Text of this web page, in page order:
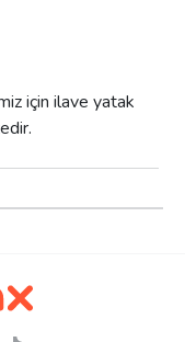
için ilave yatak